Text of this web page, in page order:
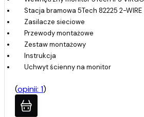
Stacja bramowa 5Tech 82225 2-WIRE
Zasilacze sieciowe
Przewody montażowe
Zestaw montażowy
Instrukcja
Uchwyt ścienny na monitor
(opinii: 1)